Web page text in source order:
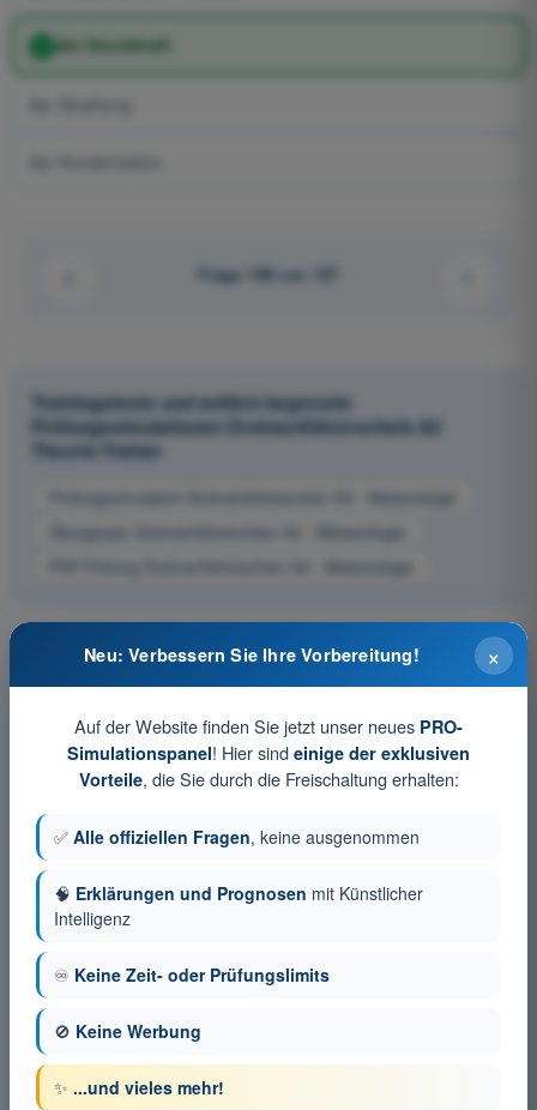
der Druckkraft
Frage 108 von 137
Trainingstests und zeitlich begrenzte
Prüfungssimulationen Drohnenführerschein A2
Theorie-Trainer
Prüfungssimulation Drohnenführerschein A2 - Meteorologie
Übungsquiz Drohnenführerschein A2 - Meteorologie
PDF-Prüfung Drohnenführerschein A2 - Meteorologie
×
Neu: Verbessern Sie Ihre Vorbereitung!
Auf der Website finden Sie jetzt unser neues PRO-
Simulationspanel! Hier sind einige der exklusiven
Vorteile, die Sie durch die Freischaltung erhalten:
✅ Alle offiziellen Fragen, keine ausgenommen
🧠 Erklärungen und Prognosen mit Künstlicher
Intelligenz
♾️ Keine Zeit- oder Prüfungslimits
🚫 Keine Werbung
✨ ...und vieles mehr!